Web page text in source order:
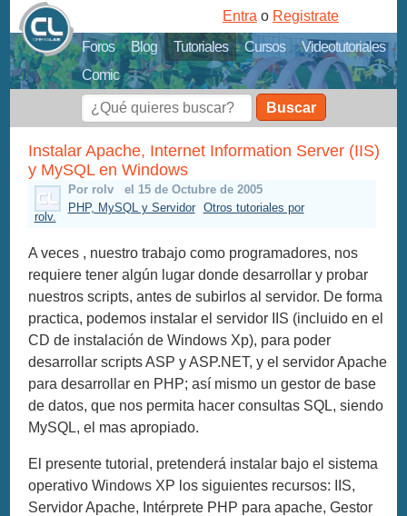
Foros Blog Tutoriales Cursos
Videotutoriales
Comic
Entra o Registrate
Buscar
Instalar Apache, Internet Information Server (IIS)
y MySQL en Windows
Por rolv
el 15 de Octubre de 2005
PHP, MySQL y Servidor
Otros tutoriales por
rolv.
A veces , nuestro trabajo como programadores, nos
requiere tener algún lugar donde desarrollar y probar
nuestros scripts, antes de subirlos al servidor. De forma
practica, podemos instalar el servidor IIS (incluido en el
CD de instalación de Windows Xp), para poder
desarrollar scripts ASP y ASP.NET, y el servidor Apache
para desarrollar en PHP; así mismo un gestor de base
de datos, que nos permita hacer consultas SQL, siendo
MySQL, el mas apropiado.
El presente tutorial, pretenderá instalar bajo el sistema
operativo Windows XP los siguientes recursos: IIS,
Servidor Apache, Intérprete PHP para apache, Gestor